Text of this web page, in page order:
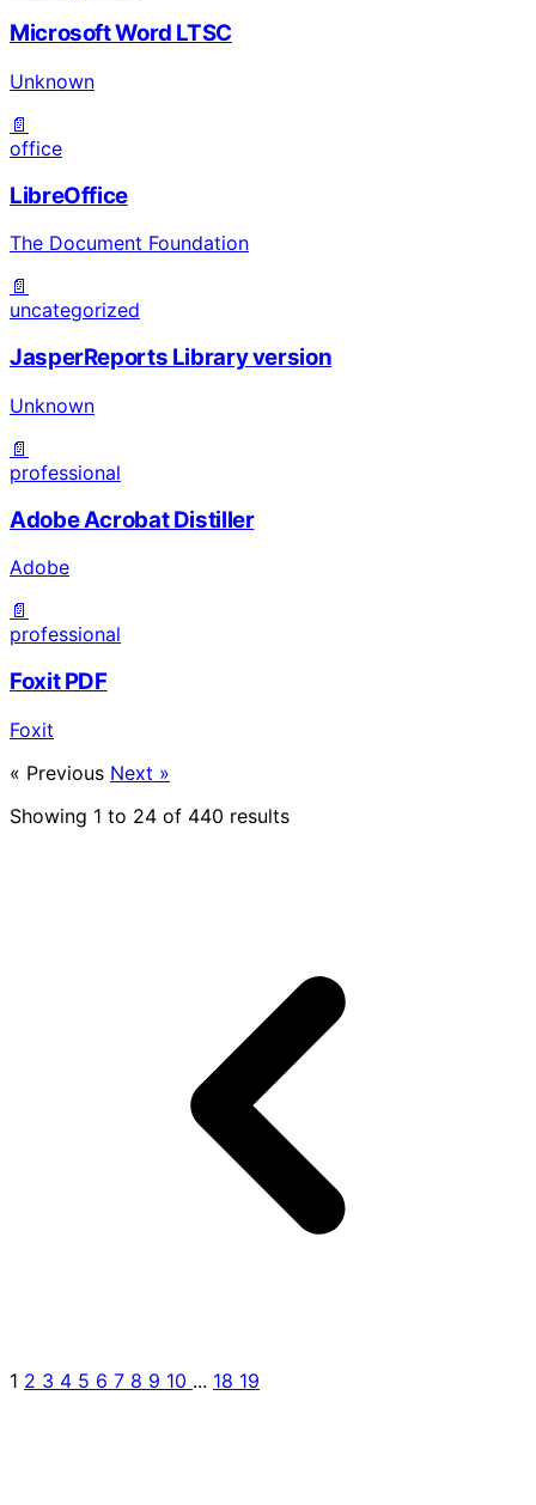
Microsoft Word LTSC
Unknown
📄
office
LibreOffice
The Document Foundation
📄
uncategorized
JasperReports Library version
Unknown
📄
professional
Adobe Acrobat Distiller
Adobe
📄
professional
Foxit PDF
Foxit
« Previous Next »
Showing 1 to 24 of 440 results
1 2 3 4 5 6 7 8 9 10 ... 18 19